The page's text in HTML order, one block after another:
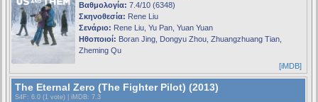
Βαθμολογία: 7.4/10 (6348)
Σκηνοθεσία: Rene Liu
Σενάριο: Rene Liu, Yu Pan, Yuan Yuan
Ηθοποιοί: Boran Jing, Dongyu Zhou, Zhuangzhuang Tian,
Zheming Qu
[iMDB]
The Eternal Zero (The Fighter Pilot) (2013)
S4F : 6.0 (1 vote) | iMDB: 7.3